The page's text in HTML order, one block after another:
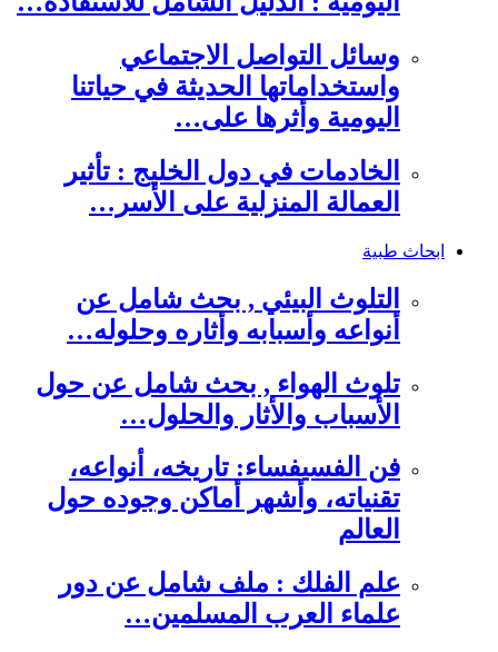
وسائل التواصل الاجتماعي
واستخداماتها الحديثة في حياتنا
اليومية وأثرها على…
الخادمات في دول الخليج : تأثير
العمالة المنزلية على الأسر…
ابحاث طبية
التلوث البيئي , بحث شامل عن
أنواعه وأسبابه وأثاره وحلوله…
تلوث الهواء , بحث شامل عن حول
الأسباب والأثار والحلول…
فن الفسيفساء: تاريخه، أنواعه،
تقنياته، وأشهر أماكن وجوده حول
العالم
علم الفلك : ملف شامل عن دور
علماء العرب المسلمين…